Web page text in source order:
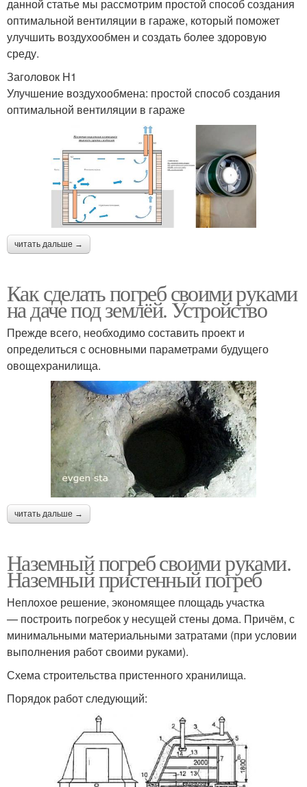
данной статье мы рассмотрим простой способ создания
оптимальной вентиляции в гараже, который поможет
улучшить воздухообмен и создать более здоровую
среду.
Заголовок H1
Улучшение воздухообмена: простой способ создания
оптимальной вентиляции в гараже
читать дальше →
Как сделать погреб своими руками
на даче под землёй. Устройство
Прежде всего, необходимо составить проект и
определиться с основными параметрами будущего
овощехранилища.
читать дальше →
Наземный погреб своими руками.
Наземный пристенный погреб
Неплохое решение, экономящее площадь участка
— построить погребок у несущей стены дома. Причём, с
минимальными материальными затратами (при условии
выполнения работ своими руками).
Схема строительства пристенного хранилища.
Порядок работ следующий: